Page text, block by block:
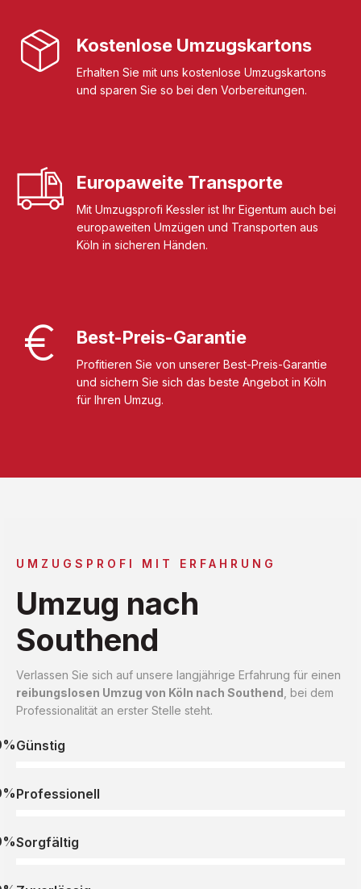
Kostenlose Umzugskartons
Erhalten Sie mit uns kostenlose Umzugskartons
und sparen Sie so bei den Vorbereitungen.
Europaweite Transporte
Mit Umzugsprofi Kessler ist Ihr Eigentum auch bei
europaweiten Umzügen und Transporten aus
Köln in sicheren Händen.
Best-Preis-Garantie
Profitieren Sie von unserer Best-Preis-Garantie
und sichern Sie sich das beste Angebot in Köln
für Ihren Umzug.
UMZUGSPROFI MIT ERFAHRUNG
Umzug nach
Southend
Verlassen Sie sich auf unsere langjährige Erfahrung für einen
reibungslosen Umzug von Köln nach Southend , bei dem
Professionalität an erster Stelle steht.
Günstig
Professionell
Sorgfältig